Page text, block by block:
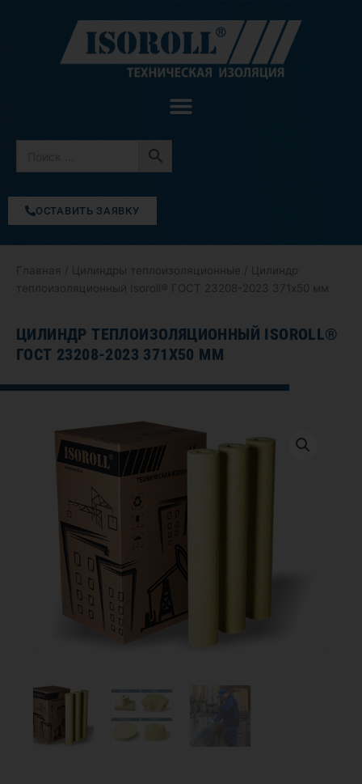
содержимому
ОСТАВИТЬ ЗАЯВКУ
Главная Цилиндры теплоизоляционные / Цилиндр
теплоизоляционный Isoroll® ГОСТ 23208-2023 371х50 мм
ЦИЛИНДР ТЕПЛОИЗОЛЯЦИОННЫЙ ISOROLL®
ГОСТ 23208-2023 371Х50 ММ